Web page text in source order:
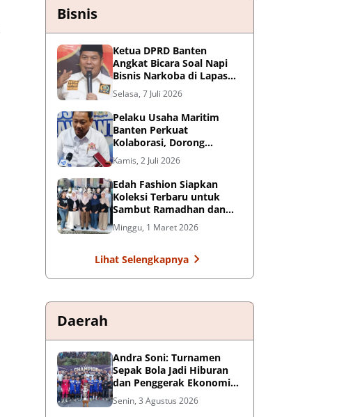
Bisnis
Ketua DPRD Banten
Angkat Bicara Soal Napi
Bisnis Narkoba di Lapas
Kelas I Tangerang: Harus
Ditindak Tegas
Selasa, 7 Juli 2026
Pelaku Usaha Maritim
Banten Perkuat
Kolaborasi, Dorong
Kemajuan Sektor
Pelabuhan
Kamis, 2 Juli 2026
Edah Fashion Siapkan
Koleksi Terbaru untuk
Sambut Ramadhan dan
Lebaran di Pasar Ceplak
Minggu, 1 Maret 2026
Lihat Selengkapnya
Daerah
Andra Soni: Turnamen
Sepak Bola Jadi Hiburan
dan Penggerak Ekonomi
Rakyat
Senin, 3 Agustus 2026